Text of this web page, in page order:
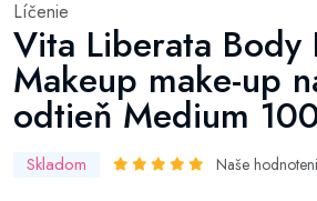
Líčenie
Vita Liberata Body
Makeup make-up
odtieň Medium
Skladom Naše